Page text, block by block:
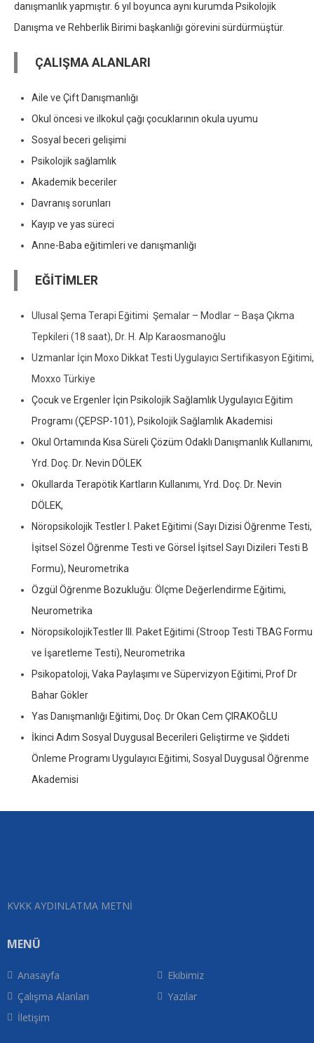
danışmanlık yapmıştır. 6 yıl boyunca aynı kurumda Psikolojik
Danışma ve Rehberlik Birimi başkanlığı görevini sürdürmüştür.
ÇALIŞMA ALANLARI
Aile ve Çift Danışmanlığı
Okul öncesi ve ilkokul çağı çocuklarının okula uyumu
Sosyal beceri gelişimi
Psikolojik sağlamlık
Akademik beceriler
Davranış sorunları
Kayıp ve yas süreci
Anne-Baba eğitimleri ve danışmanlığı
EĞİTİMLER
Ulusal Şema Terapi Eğitimi Şemalar – Modlar – Başa Çıkma
Tepkileri (18 saat), Dr. H. Alp Karaosmanoğlu
Uzmanlar İçin Moxo Dikkat Testi Uygulayıcı Sertifikasyon Eğitimi,
Moxxo Türkiye
Çocuk ve Ergenler İçin Psikolojik Sağlamlık Uygulayıcı Eğitim
Programı (ÇEPSP-101), Psikolojik Sağlamlık Akademisi
Okul Ortamında Kısa Süreli Çözüm Odaklı Danışmanlık Kullanımı,
Yrd. Doç. Dr. Nevin DÖLEK
Okullarda Terapötik Kartların Kullanımı, Yrd. Doç. Dr. Nevin
DÖLEK,
Nöropsikolojik Testler I. Paket Eğitimi (Sayı Dizisi Öğrenme Testi,
İşitsel Sözel Öğrenme Testi ve Görsel İşitsel Sayı Dizileri Testi B
Formu), Neurometrika
Özgül Öğrenme Bozukluğu: Ölçme Değerlendirme Eğitimi,
Neurometrika
NöropsikolojikTestler III. Paket Eğitimi (Stroop Testi TBAG Formu
ve İşaretleme Testi), Neurometrika
Psikopatoloji, Vaka Paylaşımı ve Süpervizyon Eğitimi, Prof Dr
Bahar Gökler
Yas Danışmanlığı Eğitimi, Doç. Dr Okan Cem ÇIRAKOĞLU
İkinci Adım Sosyal Duygusal Becerileri Geliştirme ve Şiddeti
Önleme Programı Uygulayıcı Eğitimi, Sosyal Duygusal Öğrenme
Akademisi
KVKK AYDINLATMA METNİ
MENÜ
Anasayfa
Ekibimiz
Çalışma Alanları
Yazılar
İletişim